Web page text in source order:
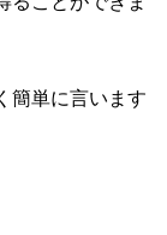
簡単に言います